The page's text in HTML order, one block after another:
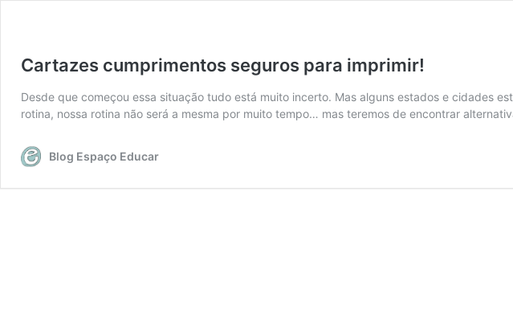
Cartazes cumprimentos seguros para imprimir!
Desde que começou essa situação tudo está muito incerto. Mas alguns estados e cidades
rotina, nossa rotina não será a mesma por muito tempo… mas teremos de encontrar
Blog Espaço Educar